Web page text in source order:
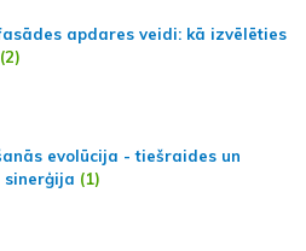
apdares veidi: kā izvēlēties
(2)
evolūcija - tiešraides un
(1)